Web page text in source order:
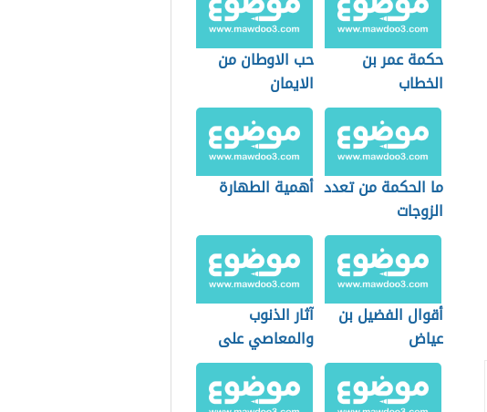
حكمة عمر بن
الخطاب
حب الاوطان من
الايمان
ما الحكمة من تعدد
الزوجات
أهمية الطهارة
أقوال الفضيل بن
عياض
آثار الذنوب
والمعاصي على
القلب